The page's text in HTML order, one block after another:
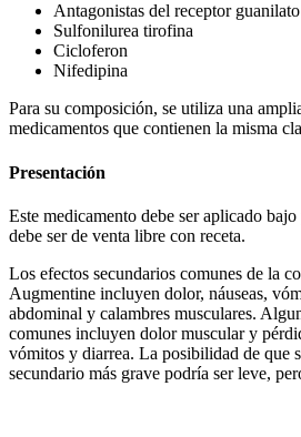
Antagonistas del receptor
Sulfonilurea tirofina
Cicloferon
Nifedipina
Para su composición, se utiliza una
medicamentos que contienen la misma
Presentación
Este medicamento debe ser aplicado
debe ser de venta libre con receta.
Los efectos secundarios comunes de la
Augmentine incluyen dolor, náuseas,
abdominal y calambres musculares.
comunes incluyen dolor muscular y
vómitos y diarrea. La posibilidad de que
secundario más grave podría ser leve,